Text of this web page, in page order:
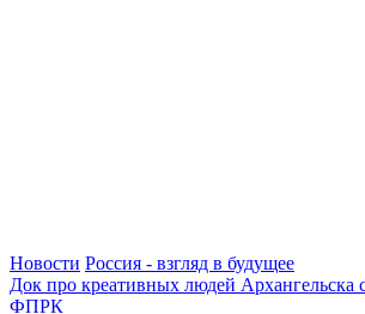
Новости Россия - взгляд в будущее
Док про креативных людей Архангельска
ФПРК